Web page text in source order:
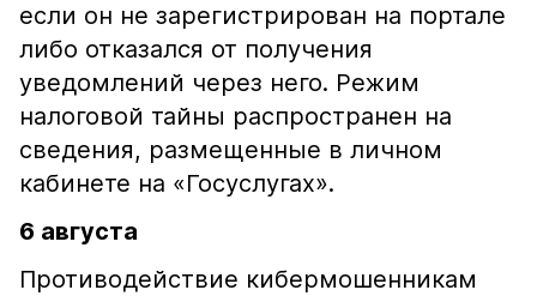
если он не зарегистрирован на портале
либо отказался от получения
уведомлений через него. Режим
налоговой тайны распространен на
сведения, размещенные в личном
кабинете на «Госуслугах».
6 августа
Противодействие кибермошенникам